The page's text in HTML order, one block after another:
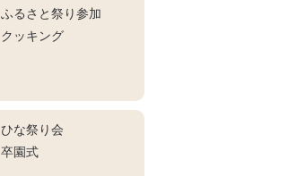
ふるさと祭り参加
クッキング
ひな祭り会
卒園式